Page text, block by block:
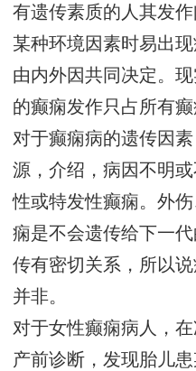
有遗传素质的人其发
某种环境因素时易出
由内外因共同决定。
的癫痫发作只占所有癫
对于癫痫病的遗传因
源，介绍，病因不明
性或特发性癫痫。外
痫是不会遗传给下一
传有密切关系，所以
并非。
对于女性癫痫病人，
产前诊断，发现胎儿